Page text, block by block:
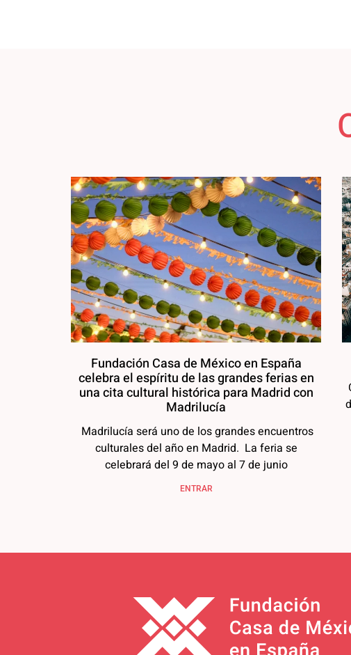
Fundación Casa de México en España
celebra el espíritu de las grandes ferias en
una cita cultural histórica para Madrid con
Madrilucía
Madrilucía será uno de los grandes encuentros
culturales del año en Madrid. La feria se
celebrará del 9 de mayo al 7 de junio
ENTRAR